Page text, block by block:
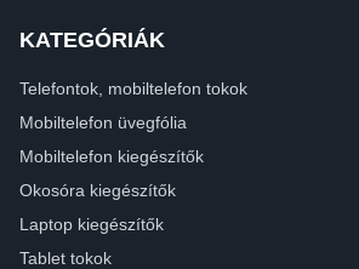
KATEGÓRIÁK
Telefontok, mobiltelefon tokok
Mobiltelefon üvegfólia
Mobiltelefon kiegészítők
Okosóra kiegészítők
Laptop kiegészítők
Tablet tokok